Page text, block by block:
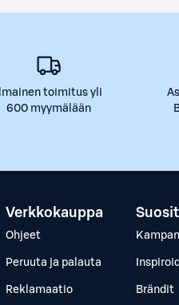
Ilmainen toimitus yli
600 myymälään
Verkkokauppa
Ohjeet
Peruuta ja palauta
Reklamaatio Brändit